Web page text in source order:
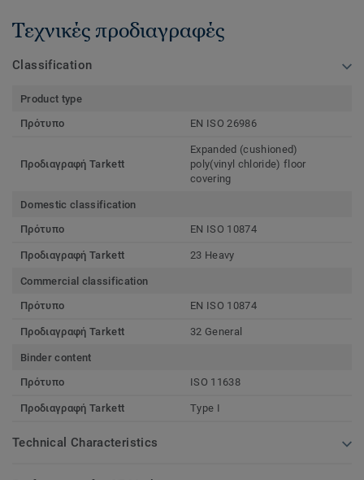
Τεχνικές προδιαγραφές
Classification
Product type
Πρότυπο
EN ISO 26986
Προδιαγραφή Tarkett
Expanded (cushioned)
poly(vinyl chloride) floor
covering
Domestic classification
Πρότυπο
EN ISO 10874
Προδιαγραφή Tarkett 23 Heavy
Commercial classification
Πρότυπο
EN ISO 10874
Προδιαγραφή Tarkett 32 General
Binder content
Πρότυπο
ISO 11638
Προδιαγραφή Tarkett Type I
Technical Characteristics